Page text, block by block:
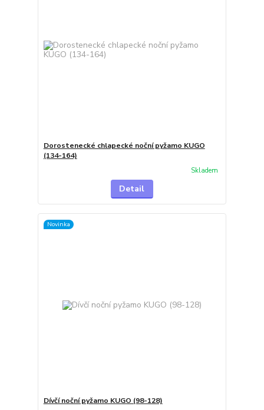
Dorostenecké chlapecké noční pyžamo KUGO
(134-164)
Skladem
Detail
Novinka
Dívčí noční pyžamo KUGO (98-128)